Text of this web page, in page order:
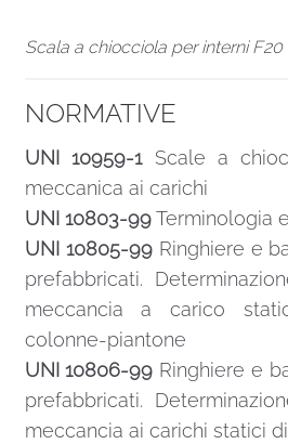
Scala a chiocciola per interni
NORMATIVE
UNI 10959-1Scale a
meccanica ai carichi
UNI 10803-99Terminologia
UNI 10805-99Ringhiere e
prefabbricati.
meccancia a carico
colonne-piantone
UNI 10806-99 Ringhiere e
prefabbricati.
meccancia ai carichi statici